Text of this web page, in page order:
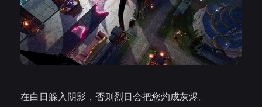
在白日躲入阴影，否则烈日会把您灼成灰烬。